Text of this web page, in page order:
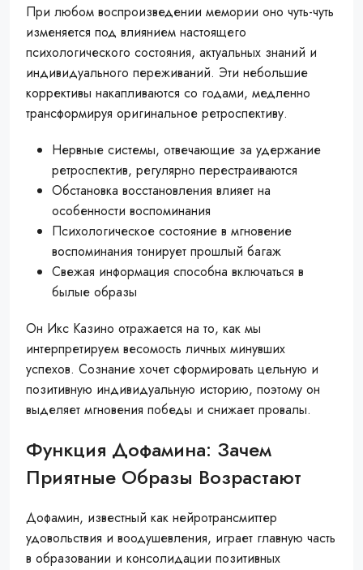
При любом воспроизведении мемории оно чуть-чуть
изменяется под влиянием настоящего
психологического состояния, актуальных знаний и
индивидуального переживаний. Эти небольшие
коррективы накапливаются со годами, медленно
трансформируя оригинальное ретроспективу.
Нервные системы, отвечающие за удержание
ретроспектив, регулярно перестраиваются
Обстановка восстановления влияет на
особенности воспоминания
Психологическое состояние в мгновение
воспоминания тонирует прошлый багаж
Свежая информация способна включаться в
былые образы
Он Икс Казино отражается на то, как мы
интерпретируем весомость личных минувших
успехов. Сознание хочет сформировать цельную и
позитивную индивидуальную историю, поэтому он
выделяет мгновения победы и снижает провалы.
Функция Дофамина: Зачем
Приятные Образы Возрастают
Дофамин, известный как нейротрансмиттер
удовольствия и воодушевления, играет главную часть
в образовании и консолидации позитивных